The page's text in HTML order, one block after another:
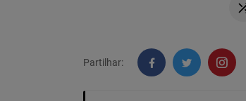
Partilhar: